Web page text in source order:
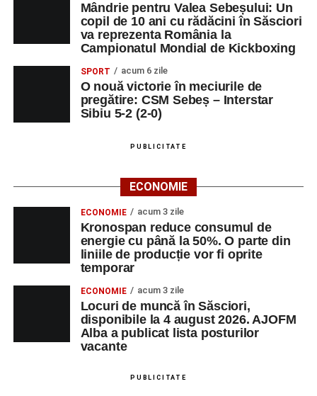
Mândrie pentru Valea Sebeșului: Un
copil de 10 ani cu rădăcini în Săsciori
va reprezenta România la
Campionatul Mondial de Kickboxing
SPORT acum 6 zile
O nouă victorie în meciurile de
pregătire: CSM Sebeș – Interstar
Sibiu 5-2 (2-0)
PUBLICITATE
ECONOMIE
ECONOMIE acum 3 zile
Kronospan reduce consumul de
energie cu până la 50%. O parte din
liniile de producție vor fi oprite
temporar
ECONOMIE acum 3 zile
Locuri de muncă în Săsciori,
disponibile la 4 august 2026. AJOFM
Alba a publicat lista posturilor
vacante
PUBLICITATE